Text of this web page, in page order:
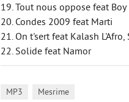
19. Tout nous oppose feat Boy
20. Condes 2009 feat Marti
21. On t'sert feat Kalash
22. Solide feat Namor
MP3 Mesrime